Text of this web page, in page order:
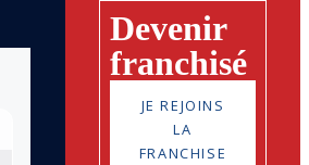
Devenir
franchisé
JE REJOINS
LA
FRANCHISE